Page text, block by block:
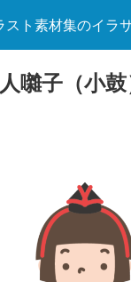
スト素材集のイラ
囃子（小